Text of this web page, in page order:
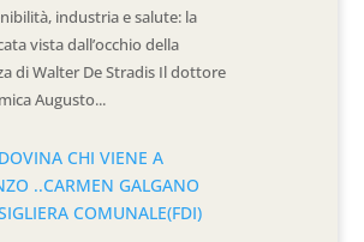
industria e salute: la
vista dall’occhio della
di Walter De Stradis Il dottore
Augusto...